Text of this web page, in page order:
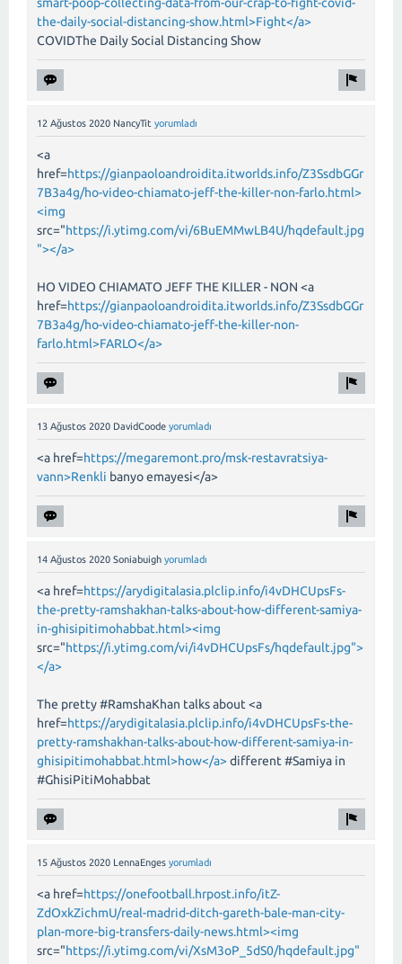
the-daily-social-distancing-show.html>Fight</a>
COVIDThe Daily Social Distancing Show
12 Ağustos 2020 NancyTit yorumladı
<a
href=https://gianpaoloandroidita.itworlds.info/Z3SsdbGGr
7B3a4g/ho-video-chiamato-jeff-the-killer-non-farlo.html>
<img
src="https://i.ytimg.com/vi/6BuEMMwLB4U/hqdefault.jpg
"></a>
HO VIDEO CHIAMATO JEFF THE KILLER - NON <a
href=https://gianpaoloandroidita.itworlds.info/Z3SsdbGGr
7B3a4g/ho-video-chiamato-jeff-the-killer-non-
farlo.html>FARLO</a>
13 Ağustos 2020 DavidCoode yorumladı
<a href=https://megaremont.pro/msk-restavratsiya-
vann>Renkli banyo emayesi</a>
14 Ağustos 2020 Soniabuigh yorumladı
<a href=https://arydigitalasia.plclip.info/i4vDHCUpsFs-
the-pretty-ramshakhan-talks-about-how-different-samiya-
in-ghisipitimohabbat.html><img
src="https://i.ytimg.com/vi/i4vDHCUpsFs/hqdefault.jpg">
</a>
The pretty #RamshaKhan talks about <a
href=https://arydigitalasia.plclip.info/i4vDHCUpsFs-the-
pretty-ramshakhan-talks-about-how-different-samiya-in-
ghisipitimohabbat.html>how</a>different #Samiya in
#GhisiPitiMohabbat
15 Ağustos 2020 LennaEnges yorumladı
<a href=https://onefootball.hrpost.info/itZ-
ZdOxkZichmU/real-madrid-ditch-gareth-bale-man-city-
plan-more-big-transfers-daily-news.html><img
src="https://i.ytimg.com/vi/XsM3oP_5dS0/hqdefault.jpg"